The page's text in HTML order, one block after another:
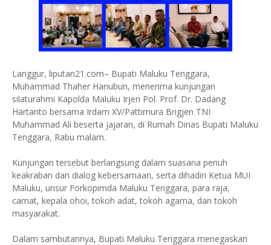
Langgur, liputan21.com– Bupati Maluku Tenggara,
Muhammad Thaher Hanubun, menerima kunjungan
silaturahmi Kapolda Maluku Irjen Pol. Prof. Dr. Dadang
Hartanto bersama Irdam XV/Pattimura Brigjen TNI
Muhammad Ali beserta jajaran, di Rumah Dinas Bupati Maluku
Tenggara, Rabu malam.
Kunjungan tersebut berlangsung dalam suasana penuh
keakraban dan dialog kebersamaan, serta dihadiri Ketua MUI
Maluku, unsur Forkopimda Maluku Tenggara, para raja,
camat, kepala ohoi, tokoh adat, tokoh agama, dan tokoh
masyarakat.
Dalam sambutannya, Bupati Maluku Tenggara menegaskan